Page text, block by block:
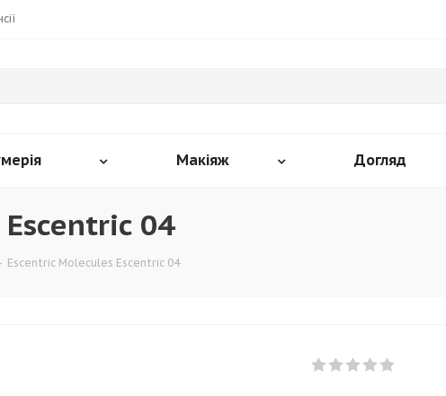
Макіяж Догляд
04
- Escentric Molecules Escentric 04